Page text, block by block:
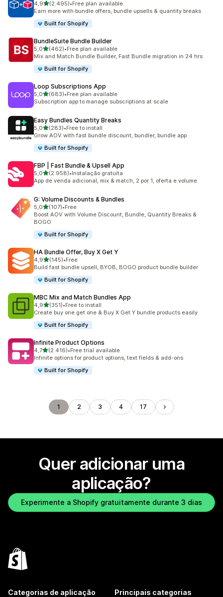
4,9de 5 estrelas
(2.495)
2495 total de avaliações
•Free plan available
Earn more with bundle offers, bundle upsells & quantity breaks
Built for Shopify
BundleSuite Bundle Builder
5,0de 5 estrelas
(462)
462 total de avaliações
•Free plan available
Mix and Match Bundle Builder, Fast Bundle migration in 24 hrs
Built for Shopify
Loop Subscriptions App
5,0de 5 estrelas
(683)
683 total de avaliações
•Free plan available
Subscription app to manage subscriptions at scale
Easy Bundles Quantity Breaks
5,0de 5 estrelas
(283)
283 total de avaliações
•Free to install
Grow AOV with fast bundle discount, bundler, bundle app
Built for Shopify
FBP | Fast Bundle & Upsell App
5,0de 5 estrelas
(2.958)
2958 total de avaliações
•Instalação gratuita
App de venda adicional, mix & match, 2 por 1, oferta e volume
G: Volume Discounts & Bundles
5,0de 5 estrelas
(107)
107 total de avaliações
•Free
Boost AOV with Volume Discount, Bundle, Quantity Breaks &
BOGO
Built for Shopify
HA Bundle Offer, Buy X Get Y
4,9de 5 estrelas
(145)
145 total de avaliações
•Free
Build fast bundle upsell, BYOB, BOGO product bundle builder
Built for Shopify
MBC Mix and Match Bundles App
4,9de 5 estrelas
(351)
351 total de avaliações
•Free to install
Create buy one get one & Buy X Get Y bundle products easily
Built for Shopify
Infinite Product Options
4,7de 5 estrelas
(2.416)
2416 total de avaliações
•Free trial available
Infinite options for product options, text fields & add-ons
Built for Shopify
1 2 3 4 17
Quer adicionar uma
aplicação?
Experimente a Shopify gratuitamente durante 3 dias
Categorias de aplicação Principais categorias